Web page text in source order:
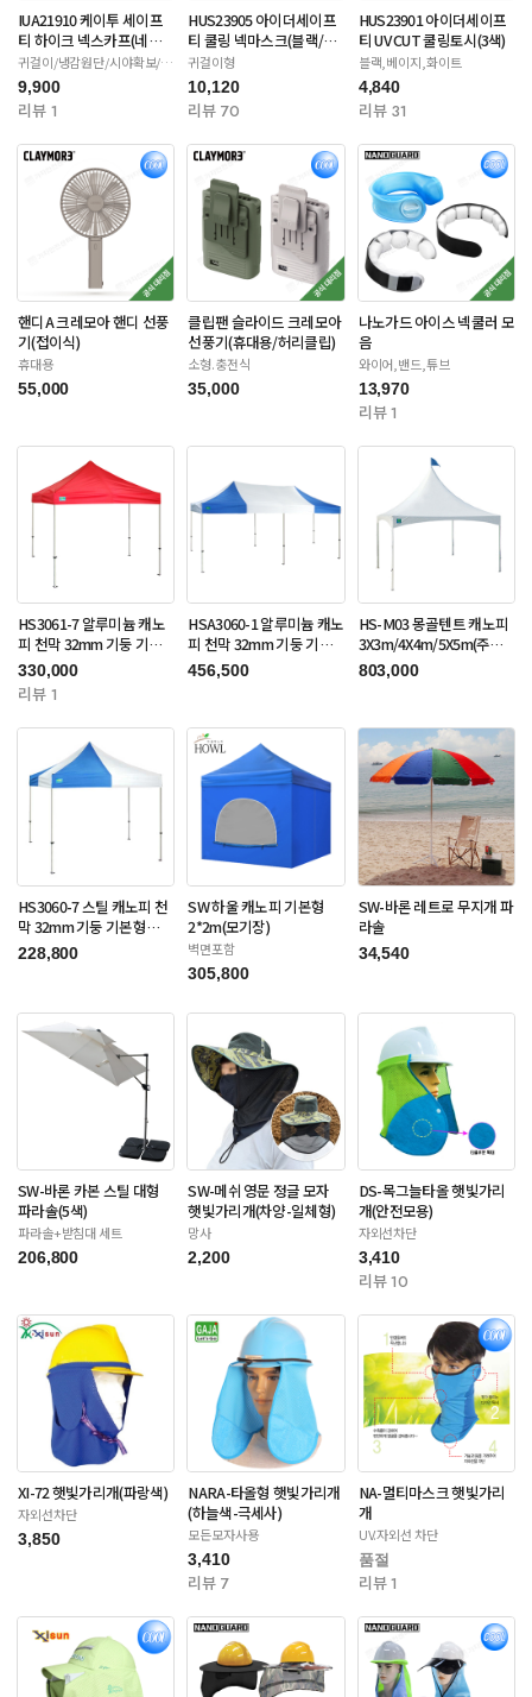
IUA21910 케이투 세이프
티 하이크 넥스카프(네이
비/화이트/베이지)
귀걸이/냉감원단/시야확보/자
외선차단
9,900
리뷰 1
HUS23905 아이더세이프
티 쿨링 넥마스크(블랙/화
이트/카키)
귀걸이형
10,120
리뷰 70
HUS23901 아이더세이프
티 UV CUT 쿨링토시(3색)
블랙,베이지,화이트
4,840
리뷰 31
핸디A 크레모아 핸디 선풍
기(접이식)
휴대용
55,000
클립팬 슬라이드 크레모아
선풍기(휴대용/허리클립)
소형.충전식
35,000
나노가드 아이스 넥쿨러 모
음
와이어,밴드,튜브
13,970
리뷰 1
HS3061-7 알루미늄 캐노
피 천막 32mm 기둥 기본
형 3X3m(주문제작품)
330,000
리뷰 1
HSA3060-1 알루미늄 캐노
피 천막 32mm 기둥 기본
형 3X6m(주문제작품)
456,500
HS-M03 몽골텐트 캐노피
3X3m/4X4m/5X5m(주문
제작품)
803,000
HS3060-7 스틸 캐노피 천
막 32mm 기둥 기본형
3X3m(주문제작품)
228,800
SW 하울 캐노피 기본형
2*2m(모기장)
벽면포함
305,800
SW-바론 레트로 무지개 파
라솔
34,540
SW-바론 카본 스틸 대형
파라솔(5색)
파라솔+받침대 세트
206,800
SW-메쉬 영문 정글 모자
햇빛가리개(차양-일체형)
망사
2,200
DS-목그늘타올 햇빛가리
개(안전모용)
자외선차단
3,410
리뷰 10
XI-72 햇빛가리개(파랑색)
자외선차단
3,850
NARA-타올형 햇빛가리개
(하늘색-극세사)
모든모자사용
3,410
리뷰 7
NA-멀티마스크 햇빛가리
개
UV.자외선 차단
품절
리뷰 1